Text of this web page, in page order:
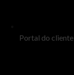
Portal do cliente